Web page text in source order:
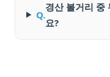
Q.
경산 볼거리 중
요?